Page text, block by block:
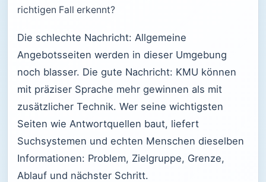
richtigen Fall erkennt?
Die schlechte Nachricht: Allgemeine
Angebotsseiten werden in dieser Umgebung
noch blasser. Die gute Nachricht: KMU können
mit präziser Sprache mehr gewinnen als mit
zusätzlicher Technik. Wer seine wichtigsten
Seiten wie Antwortquellen baut, liefert
Suchsystemen und echten Menschen dieselben
Informationen: Problem, Zielgruppe, Grenze,
Ablauf und nächster Schritt.